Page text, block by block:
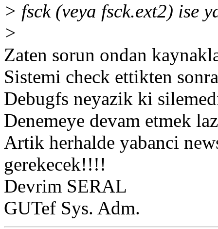
> fsck (veya fsck.ext2) ise
>
Zaten sorun ondan
Sistemi check ettikten
Debugfs neyazik ki
Denemeye devam etmek
Artik herhalde yabanci
gerekecek!!!!
Devrim SERAL
GUTef Sys. Adm.